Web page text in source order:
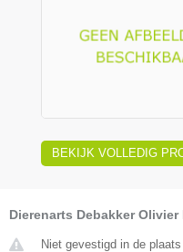
BEKIJK VOLLEDIG
Dierenarts Debakker
Niet gevestigd in de